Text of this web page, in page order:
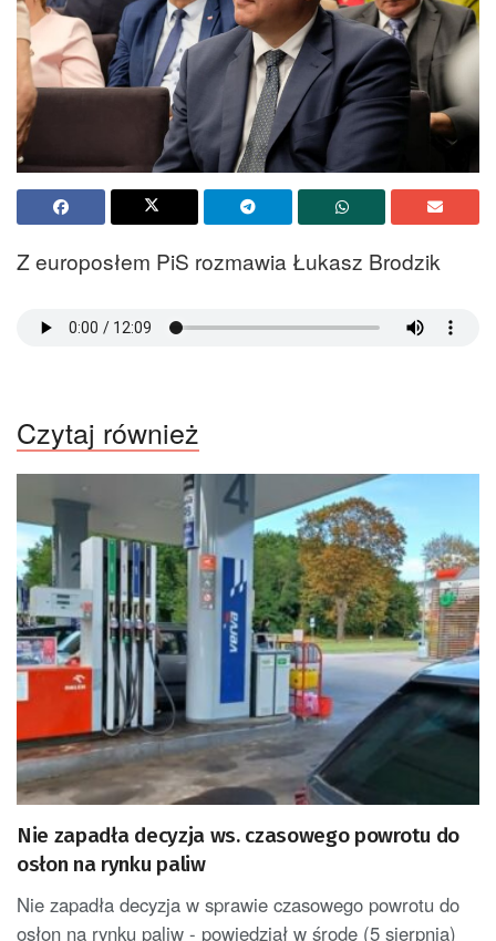
Z europosłem PiS rozmawia Łukasz Brodzik
Czytaj również
Nie zapadła decyzja ws. czasowego powrotu do
osłon na rynku paliw
Nie zapadła decyzja w sprawie czasowego powrotu do
osłon na rynku paliw - powiedział w środę (5 sierpnia)